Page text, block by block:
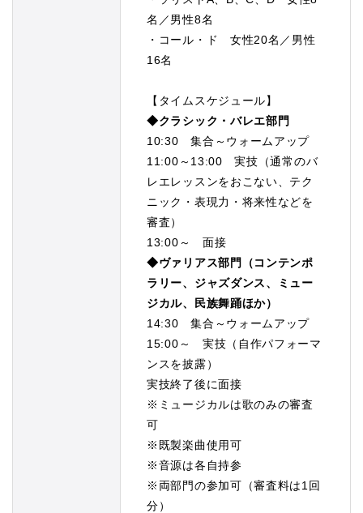
名／男性8名
・コール・ド 女性20名／男性
16名
【タイムスケジュール】
◆クラシック・バレエ部門
10:30 集合～ウォームアップ
11:00～13:00 実技（通常のバ
レエレッスンをおこない、テク
ニック・表現力・将来性などを
審査）
13:00～ 面接
◆ヴァリアス部門（コンテンポ
ラリー、ジャズダンス、ミュー
ジカル、民族舞踊ほか）
14:30 集合～ウォームアップ
15:00～ 実技（自作パフォーマ
ンスを披露）
実技終了後に面接
※ミュージカルは歌のみの審査
可
※既製楽曲使用可
※音源は各自持参
※両部門の参加可（審査料は1回
分）